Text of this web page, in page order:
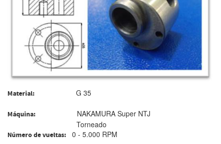
Material: G 35
Máquina: NAKAMURA Super NTJ
Torneado
Número de vueltas: 0 - 5.000 RPM